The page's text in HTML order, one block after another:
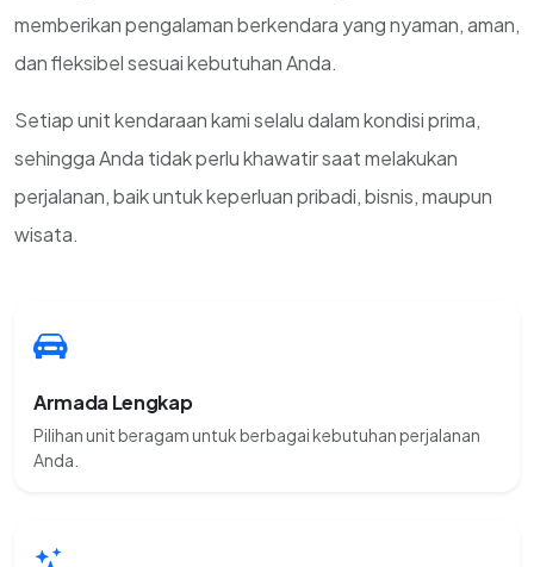
memberikan pengalaman berkendara yang nyaman, aman,
dan fleksibel sesuai kebutuhan Anda.
Setiap unit kendaraan kami selalu dalam kondisi prima,
sehingga Anda tidak perlu khawatir saat melakukan
perjalanan, baik untuk keperluan pribadi, bisnis, maupun
wisata.
Armada Lengkap
Pilihan unit beragam untuk berbagai kebutuhan perjalanan
Anda.